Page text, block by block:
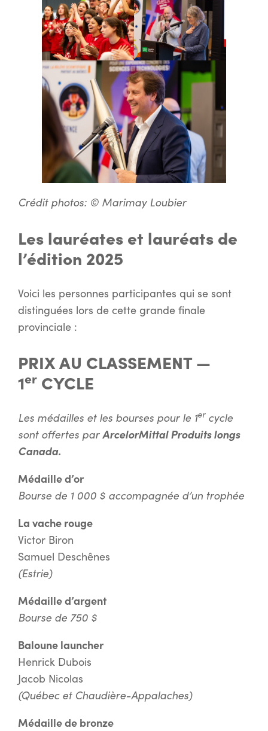
Crédit photos: © Marimay Loubier
Les lauréates et lauréats de
l’édition 2025
Voici les personnes participantes qui se sont
distinguées lors de cette grande finale
provinciale :
PRIX AU CLASSEMENT —
1er CYCLE
Les médailles et les bourses pour le 1ercycle
sont offertes parArcelorMittal Produits longs
Canada.
Médaille d’or
Bourse de 1 000 $ accompagnée d’un trophée
La vache rouge
Victor Biron
Samuel Deschênes
(Estrie)
Médaille d’argent
Bourse de 750 $
Baloune launcher
Henrick Dubois
Jacob Nicolas
(Québec et Chaudière-Appalaches)
Médaille de bronze